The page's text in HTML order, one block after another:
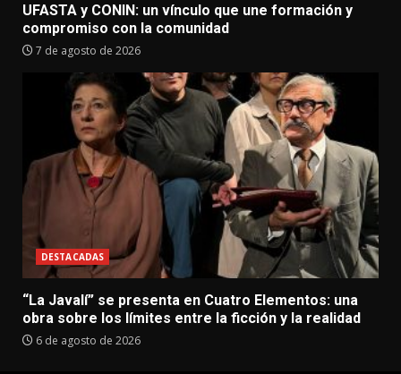
UFASTA y CONIN: un vínculo que une formación y
compromiso con la comunidad
7 de agosto de 2026
DESTACADAS
“La Javalí” se presenta en Cuatro Elementos: una
obra sobre los límites entre la ficción y la realidad
6 de agosto de 2026